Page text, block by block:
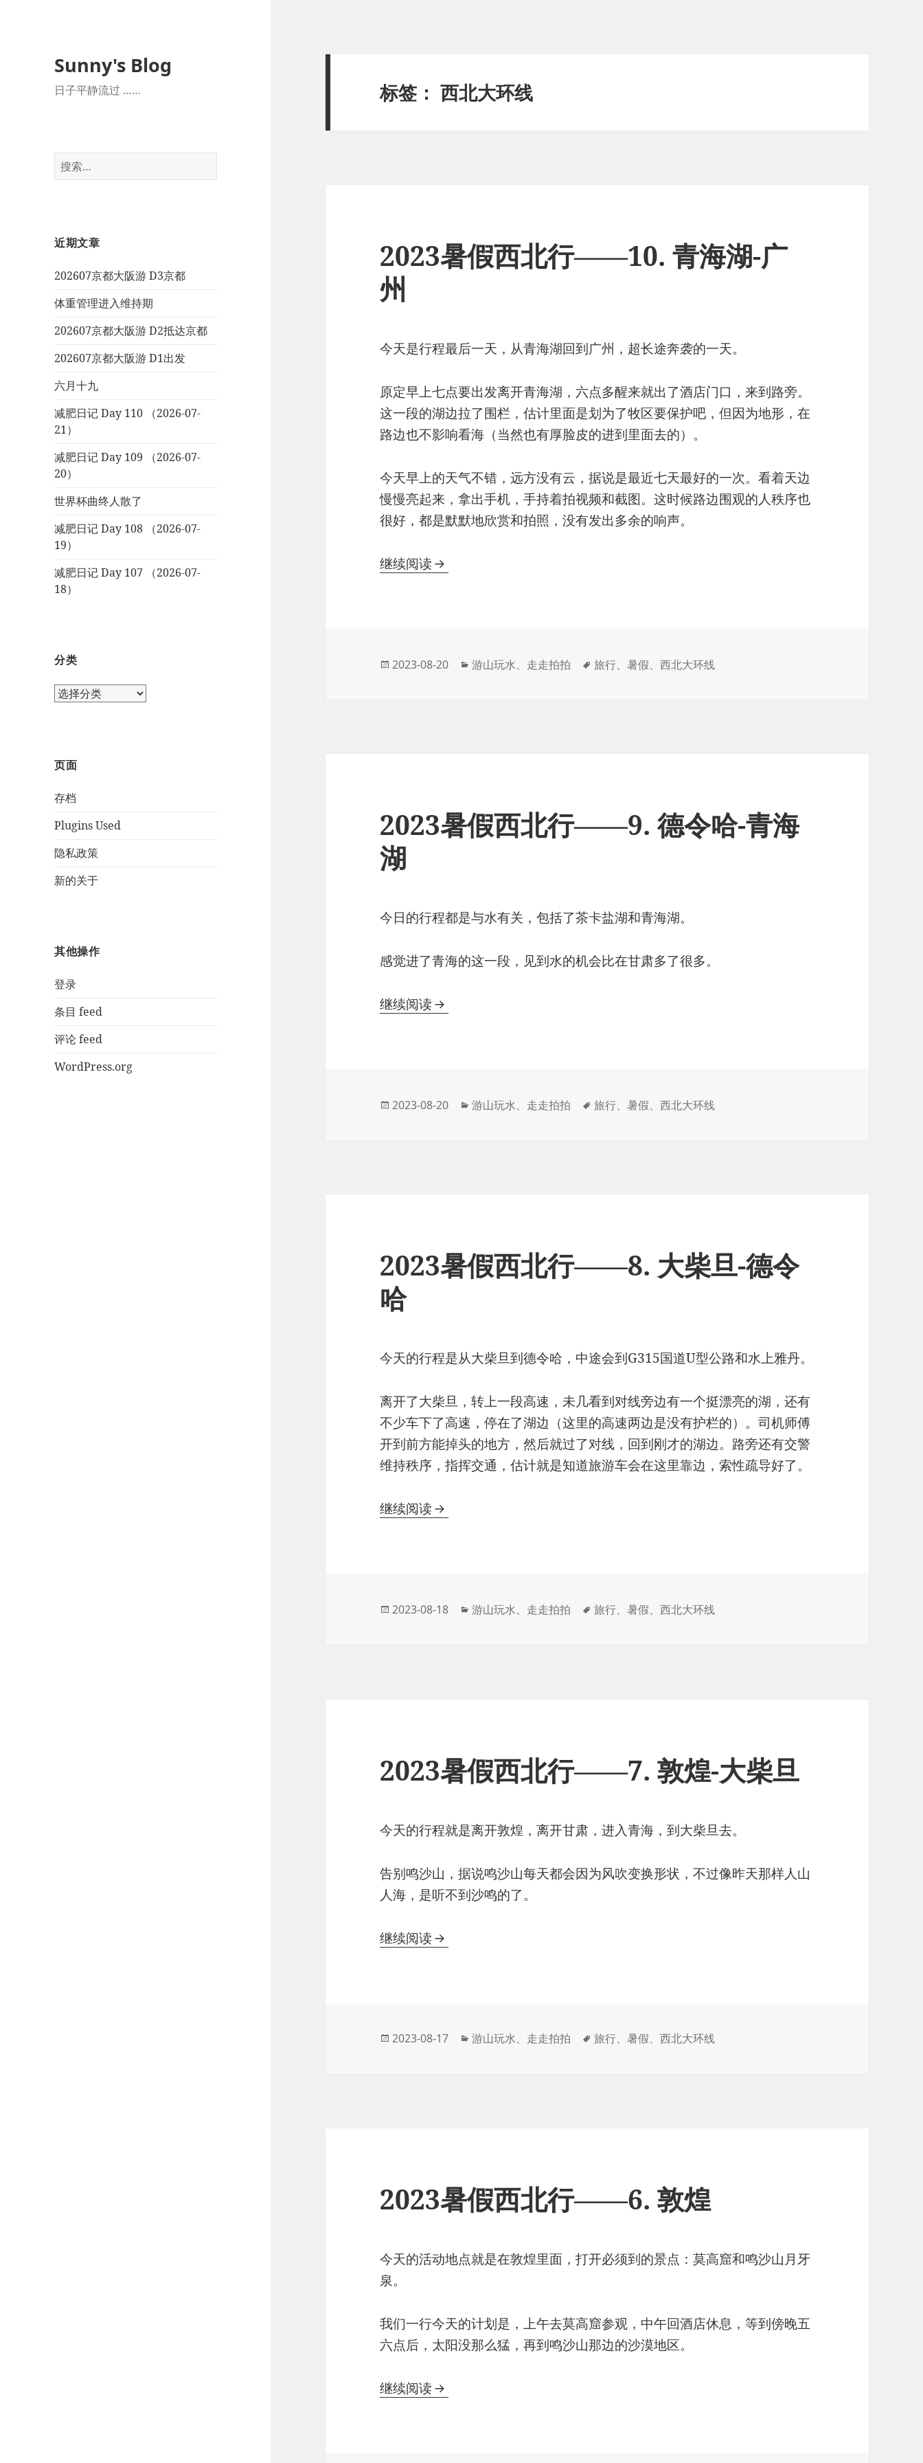
Sunny's Blog
日子平静流过 ……
搜
索：
近期文章
202607京都大阪游 D3京都
体重管理进入维持期
202607京都大阪游 D2抵达京都
202607京都大阪游 D1出发
六月十九
减肥日记 Day 110 （2026-07-
21）
减肥日记 Day 109 （2026-07-
20）
世界杯曲终人散了
减肥日记 Day 108 （2026-07-
19）
减肥日记 Day 107 （2026-07-
18）
分类
页面
存档
Plugins Used
隐私政策
新的关于
其他操作
登录
条目 feed
评论 feed
WordPress.org
标签：西北大环线
2023暑假西北行——10. 青海湖-广
州
今天是行程最后一天，从青海湖回到广州，超长途奔袭的一天。
原定早上七点要出发离开青海湖，六点多醒来就出了酒店门口，来到路旁。
这一段的湖边拉了围栏，估计里面是划为了牧区要保护吧，但因为地形，在
路边也不影响看海（当然也有厚脸皮的进到里面去的）。
今天早上的天气不错，远方没有云，据说是最近七天最好的一次。看着天边
慢慢亮起来，拿出手机，手持着拍视频和截图。这时候路边围观的人秩序也
很好，都是默默地欣赏和拍照，没有发出多余的响声。
继续阅读2023暑假西北行——10. 青海湖-广州
发
2023-08-20
分
游山玩水、 走走拍拍
标
旅行、暑假、西北大环线
2023暑假西北行——9. 德令哈-青海
湖
今日的行程都是与水有关，包括了茶卡盐湖和青海湖。
感觉进了青海的这一段，见到水的机会比在甘肃多了很多。
继续阅读2023暑假西北行——9. 德令哈-青海湖
发
2023-08-20
分
游山玩水、 走走拍拍
标
旅行、暑假、西北大环线
2023暑假西北行——8. 大柴旦-德令
哈
今天的行程是从大柴旦到德令哈，中途会到G315国道U型公路和水上雅丹。
离开了大柴旦，转上一段高速，未几看到对线旁边有一个挺漂亮的湖，还有
不少车下了高速，停在了湖边（这里的高速两边是没有护栏的）。司机师傅
开到前方能掉头的地方，然后就过了对线，回到刚才的湖边。路旁还有交警
维持秩序，指挥交通，估计就是知道旅游车会在这里靠边，索性疏导好了。
继续阅读2023暑假西北行——8. 大柴旦-德令哈
发
2023-08-18
分
游山玩水、 走走拍拍
标
旅行、暑假、西北大环线
2023暑假西北行——7. 敦煌-大柴旦
今天的行程就是离开敦煌，离开甘肃，进入青海，到大柴旦去。
告别鸣沙山，据说鸣沙山每天都会因为风吹变换形状，不过像昨天那样人山
人海，是听不到沙鸣的了。
继续阅读2023暑假西北行——7. 敦煌-大柴旦
发
2023-08-17
分
游山玩水、 走走拍拍
标
旅行、暑假、西北大环线
2023暑假西北行——6. 敦煌
今天的活动地点就是在敦煌里面，打开必须到的景点：莫高窟和鸣沙山月牙
泉。
我们一行今天的计划是，上午去莫高窟参观，中午回酒店休息，等到傍晚五
六点后，太阳没那么猛，再到鸣沙山那边的沙漠地区。
继续阅读2023暑假西北行——6. 敦煌